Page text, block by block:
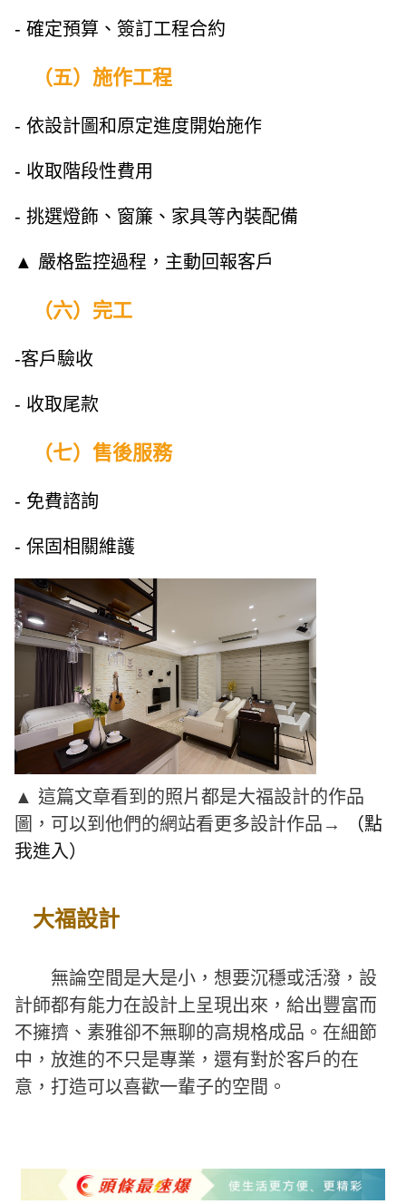
- 確定預算、簽訂工程合約
（五）施作工程
- 依設計圖和原定進度開始施作
- 收取階段性費用
- 挑選燈飾、窗簾、家具等內裝配備
▲ 嚴格監控過程，主動回報客戶
（六）完工
-客戶驗收
- 收取尾款
（七）售後服務
- 免費諮詢
- 保固相關維護
▲ 這篇文章看到的照片都是大福設計的作品
圖，可以到他們的網站看更多設計作品→
（點
我進入）
大福設計
無論空間是大是小，想要沉穩或活潑，設
計師都有能力在設計上呈現出來，給出豐富而
不擁擠、素雅卻不無聊的高規格成品。在細節
中，放進的不只是專業，還有對於客戶的在
意，打造可以喜歡一輩子的空間。